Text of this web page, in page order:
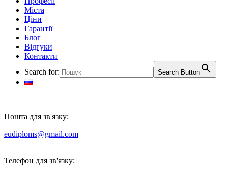
Міста
Ціни
Гарантії
Блог
Відгуки
Контакти
Search for:
Search Button
Пошта для зв'язку:
eudiploms@gmail.com
Телефон для зв'язку: